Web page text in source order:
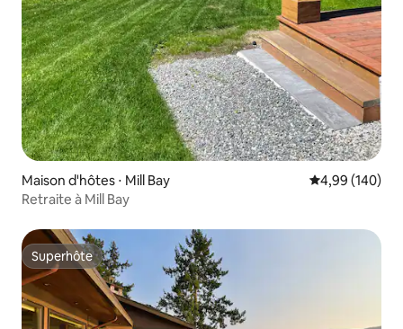
Maison d'hôtes ⋅ Mill Bay Évaluation
4,99 (140)
Retraite à Mill Bay
Superhôte
Superhôte